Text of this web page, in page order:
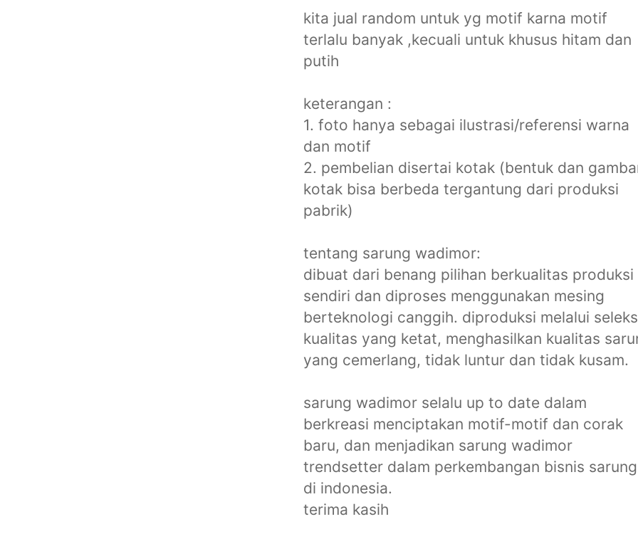
kita jual random untuk yg motif karna motif
terlalu banyak ,kecuali untuk khusus hitam dan
putih
keterangan :
1. foto hanya sebagai ilustrasi/referensi warna
dan motif
2. pembelian disertai kotak (bentuk dan
kotak bisa berbeda tergantung dari produksi
pabrik)
tentang sarung wadimor:
dibuat dari benang pilihan berkualitas produksi
sendiri dan diproses menggunakan mesing
berteknologi canggih. diproduksi melalui
kualitas yang ketat, menghasilkan kualitas
yang cemerlang, tidak luntur dan tidak kusam.
sarung wadimor selalu up to date dalam
berkreasi menciptakan motif-motif dan corak
baru, dan menjadikan sarung wadimor
trendsetter dalam perkembangan bisnis sarung
di indonesia.
terima kasih